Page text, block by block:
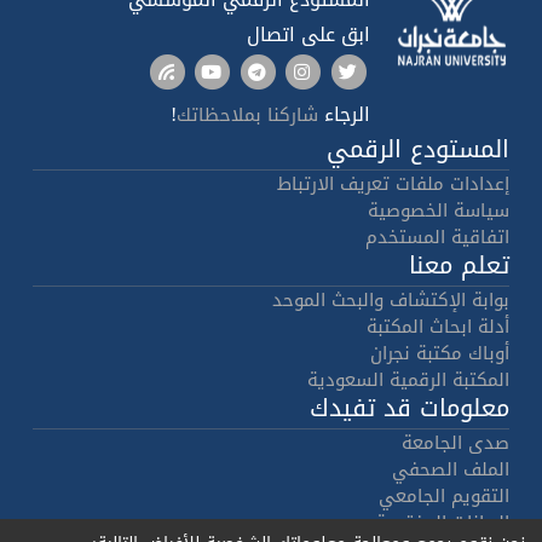
ابق على اتصال
الرجاء شاركنا بملاحظاتك!
المستودع الرقمي
إعدادات ملفات تعريف الارتباط
سياسة الخصوصية
اتفاقية المستخدم
تعلم معنا
بوابة الإكتشاف والبحث الموحد
أدلة ابحاث المكتبة
أوباك مكتبة نجران
المكتبة الرقمية السعودية
معلومات قد تفيدك
صدى الجامعة
الملف الصحفي
التقويم الجامعي
البيانات المفتوحة